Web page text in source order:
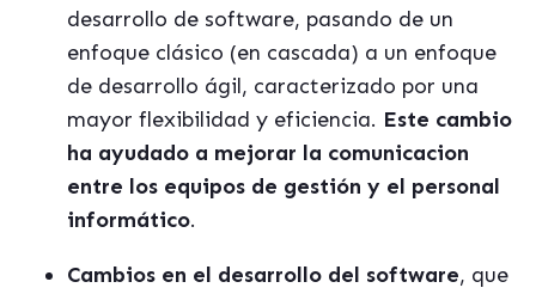
desarrollo de software, pasando de un
enfoque clásico (en cascada) a un enfoque
de desarrollo ágil, caracterizado por una
mayor flexibilidad y eficiencia. Este cambio
ha ayudado a mejorar la comunicacion
entre los equipos de gestión y el personal
informático.
Cambios en el desarrollo del software, que